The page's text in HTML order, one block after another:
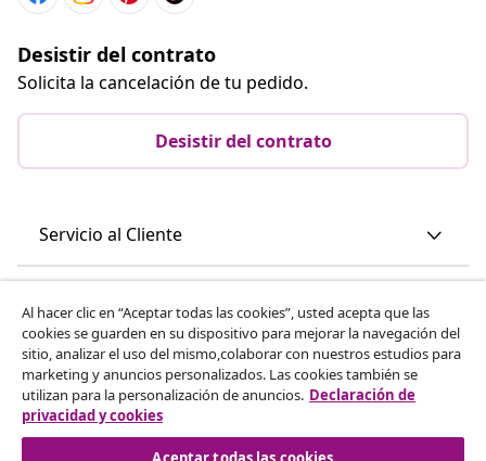
Desistir del contrato
Solicita la cancelación de tu pedido.
Desistir del contrato
Servicio al Cliente
vidaXL
Descubre mas
Al hacer clic en “Aceptar todas las cookies”, usted acepta que las
cookies se guarden en su dispositivo para mejorar la navegación del
sitio, analizar el uso del mismo,colaborar con nuestros estudios para
marketing y anuncios personalizados. Las cookies también se
utilizan para la personalización de anuncios. Declaración de
privacidad y cookies